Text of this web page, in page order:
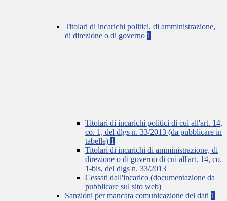
Titolari di incarichi politici, di amministrazione,
di direzione o di governo 1
Titolari di incarichi politici di cui all'art. 14,
co. 1, del dlgs n. 33/2013 (da pubblicare in
tabelle) 1
Titolari di incarichi di amministrazione, di
direzione o di governo di cui all'art. 14, co.
1-bis, del dlgs n. 33/2013
Cessati dall'incarico (documentazione da
pubblicare sul sito web)
Sanzioni per mancata comunicazione dei dati 1